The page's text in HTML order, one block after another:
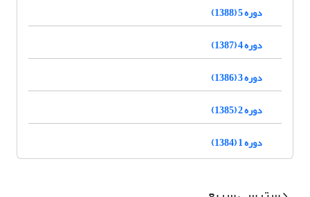
دوره 5 (1388)
دوره 4 (1387)
دوره 3 (1386)
دوره 2 (1385)
دوره 1 (1384)